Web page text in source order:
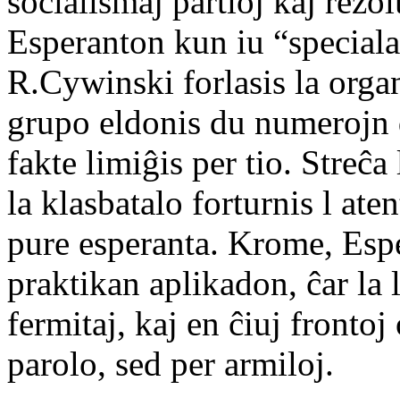
Esperanton kun iu
R.Cywinski forlasis la
grupo eldonis du
fakte limiĝis per tio.
la klasbatalo forturnis l
pure esperanta. Krome,
praktikan aplikadon, ĉar la
fermitaj, kaj en ĉiuj frontoj
parolo, sed per armiloj.